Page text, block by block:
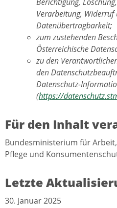
Verarbeitung,
Datenübertragbarkeit;
zum zustehenden
Österreichische
zu den
den
Datenschutz-
(https://
Für den Inhalt
Bundesministerium für
Pflege und
Letzte
30. Januar 2025